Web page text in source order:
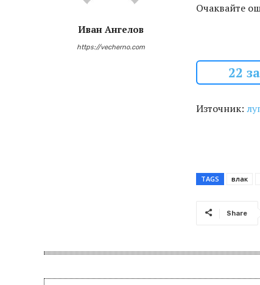
Иван Ангелов
https://vecherno.com
Очаквайте
22
Източник:
TAGS влак
Share